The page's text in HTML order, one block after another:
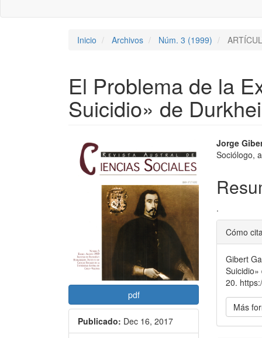
Inicio Archivos Núm. 3 (1999)
El Problema de la
Suicidio» de
Barra
lateral
artículo
pdf
Publicado: Dec 16, 2017
del
artículo
Jorge
Sociólogo,
.
del
Cómo
Gibert
20.
Más